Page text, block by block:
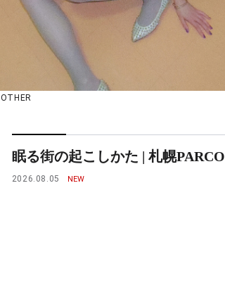
OTHER
眠る街の起こしかた | 札幌PARCO
2026.08.05